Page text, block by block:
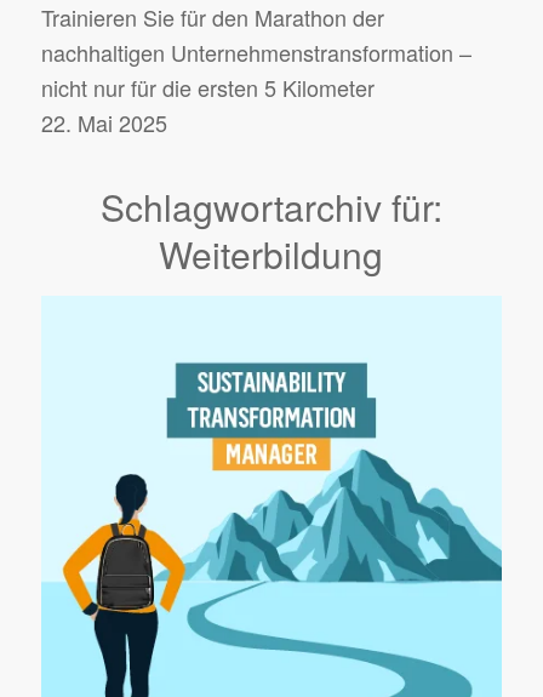
Trainieren Sie für den Marathon der
nachhaltigen Unternehmens­transformation –
nicht nur für die ersten 5 Kilometer
22. Mai 2025
Schlagwortarchiv für:
Weiterbildung